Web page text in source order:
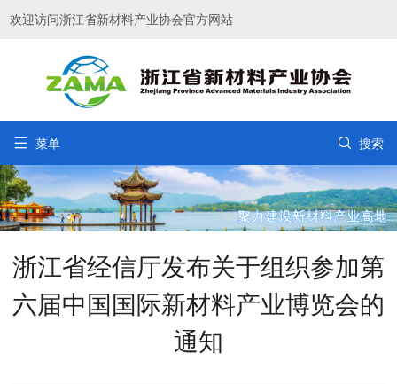
欢迎访问浙江省新材料产业协会官方网站
 菜单  搜索
浙江省经信厅发布关于组织参加第
六届中国国际新材料产业博览会的
通知